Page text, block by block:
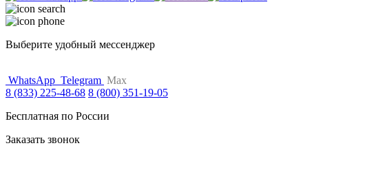
Выберите удобный мессенджер
WhatsApp Telegram Max
8 (833) 225-48-68 8 (800) 351-19-05
Бесплатная по России
Заказать звонок